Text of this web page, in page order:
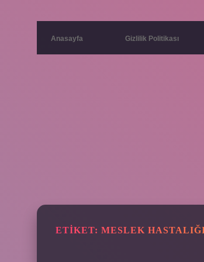
Anasayfa Gizlilik Politikası
ETIKET: MESLEK